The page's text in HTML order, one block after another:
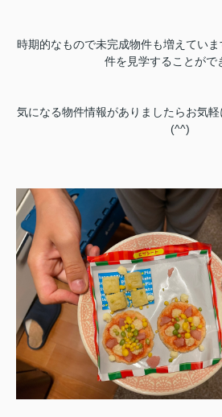
時期的なもので未完成物件も増えてい
件を見学することがで
気になる物件情報がありましたらお気軽
(^^)